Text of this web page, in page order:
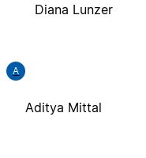
Diana Lunzer
A
Aditya Mittal